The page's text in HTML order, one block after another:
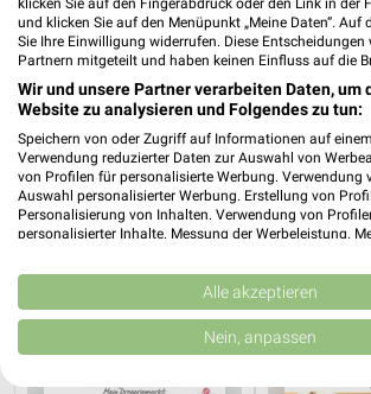
dm
Kurt-Schumacher-Platz 4
24109 Kiel
299,15 km
Drogerie & Parfümerie
Neumünster und Umgebung
3 Prospekte
Rossmann
und klicken Sie auf den Menüpunkt „Meine Daten“. Auf
Sie Ihre Einwilligung widerrufen. Diese Entscheidungen
Partnern mitgeteilt und haben keinen Einfluss auf die
Wir und unsere Partner verarbeiten Daten, um
Website zu analysieren und Folgendes zu tun:
Speichern von oder Zugriff auf Informationen auf
Verwendung reduzierter Daten zur Auswahl von
von Profilen für personalisierte Werbung. Verwendung
Auswahl personalisierter Werbung. Erstellung von
Personalisierung von Inhalten. Verwendung von
personalisierter Inhalte. Messung der Werbeleistung.
Kombinationen von Daten aus verschiedenen Quellen.
Verbesserung der Angebote. Verwendung reduzierter
von Inhalten.
Daten können außerhalb der Europäischen Union
Alle akzeptieren
Nein, anpassen